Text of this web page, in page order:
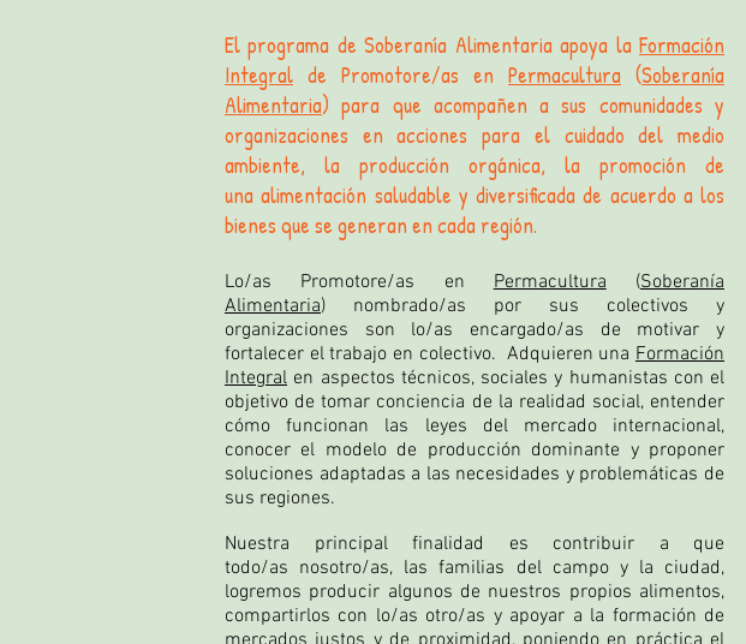
​ El programa de Soberanía Alimentaria apoya la Formación
Integral de Promotore/as en Permacultura (Soberanía
Alimentaria) para que acompañen a sus comunidades y
organizaciones en acciones para el cuidado del medio
ambiente, la producción orgánica, la promoción de
una alimentación saludable y diversificada de acuerdo a los
bienes que se generan en cada región.
Lo/as Promotore/as enPermacultura(Soberanía
Alimentaria) nombrado/as por sus colectivos y
organizaciones son lo/as encargado/as de motivar y
fortalecer el trabajo en colectivo. ​ Adquieren una Formación
Integral en aspectos técnicos, sociales y humanistas con el
objetivo de tomar conciencia de la realidad social, entender
cómo funcionan las leyes del mercado internacional,
conocer el modelo de producción dominante y proponer
soluciones adaptadas a las necesidades y problemáticas de
sus regiones.
Nuestra principal finalidad es contribuir a que
todo/as nosotro/as, las familias del campo y la ciudad,
logremos producir algunos de nuestros propios alimentos,
compartirlos con lo/as otro/as y apoyar a la formación de